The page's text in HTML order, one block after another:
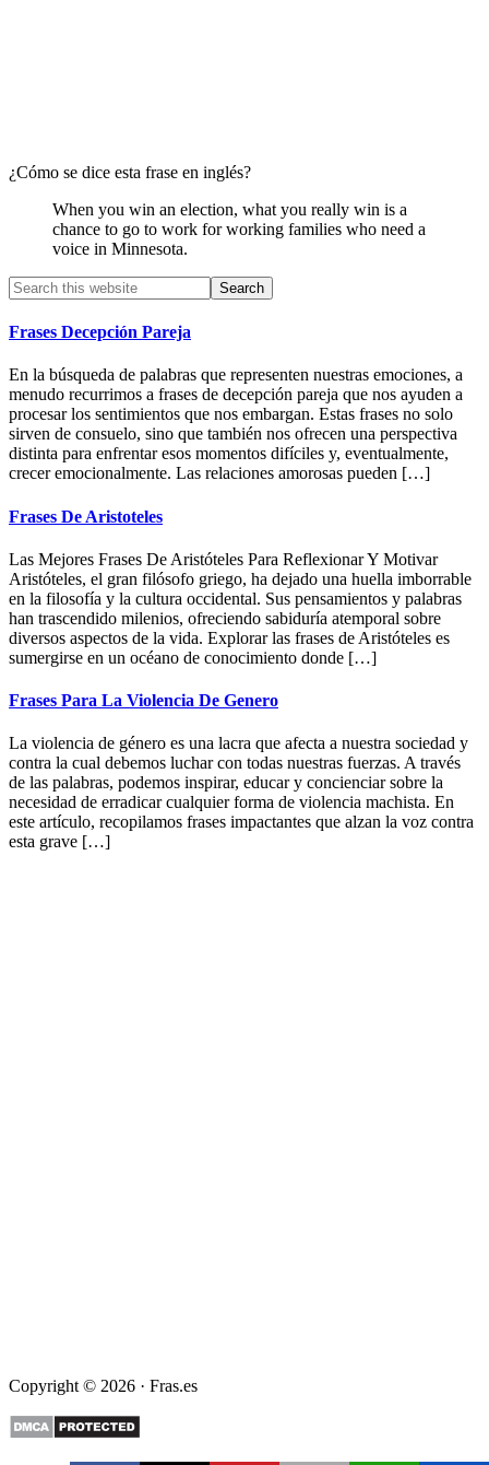
¿Cómo se dice esta frase en inglés?
When you win an election, what you really win is a
chance to go to work for working families who need a
voice in Minnesota.
Primary
Sidebar
Search
this
website
Frases Decepción Pareja
En la búsqueda de palabras que representen nuestras emociones, a
menudo recurrimos a frases de decepción pareja que nos ayuden a
procesar los sentimientos que nos embargan. Estas frases no solo
sirven de consuelo, sino que también nos ofrecen una perspectiva
distinta para enfrentar esos momentos difíciles y, eventualmente,
crecer emocionalmente. Las relaciones amorosas pueden […]
Frases De Aristoteles
Las Mejores Frases De Aristóteles Para Reflexionar Y Motivar
Aristóteles, el gran filósofo griego, ha dejado una huella imborrable
en la filosofía y la cultura occidental. Sus pensamientos y palabras
han trascendido milenios, ofreciendo sabiduría atemporal sobre
diversos aspectos de la vida. Explorar las frases de Aristóteles es
sumergirse en un océano de conocimiento donde […]
Frases Para La Violencia De Genero
La violencia de género es una lacra que afecta a nuestra sociedad y
contra la cual debemos luchar con todas nuestras fuerzas. A través
de las palabras, podemos inspirar, educar y concienciar sobre la
necesidad de erradicar cualquier forma de violencia machista. En
este artículo, recopilamos frases impactantes que alzan la voz contra
esta grave […]
Copyright © 2026 · Fras.es